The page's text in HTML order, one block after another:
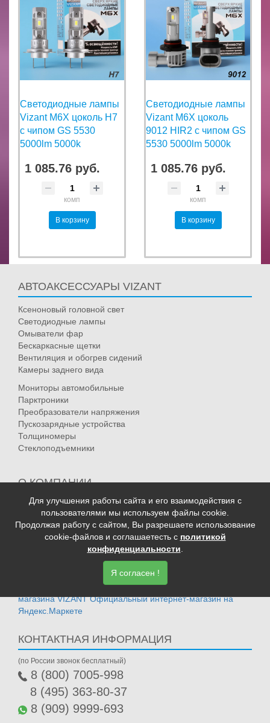
Светодиодные лампы
Vizant M6X цоколь H7
с чипом GS 5530
5000lm 5000k
1 085.76 руб.
комп
В корзину
Светодиодные лампы
Vizant M6X цоколь
9012 HIR2 с чипом GS
5530 5000lm 5000k
1 085.76 руб.
комп
В корзину
АВТОАКСЕССУАРЫ VIZANT
Ксеноновый головной свет
Светодиодные лампы
Омыватели фар
Бескаркасные щетки
Вентиляция и обогрев сидений
Камеры заднего вида
Мониторы автомобильные
Парктроники
Преобразователи напряжения
Пускозарядные устройства
Толщиномеры
Стеклоподъемники
О КОМПАНИИ
ДОСТАВКА И ОПЛАТА
ГАРАНТИЯ
АКЦИИ
ПОЛИТИКА КОНФИДЕНЦИАЛЬНОСТИ
КОНТАКТНАЯ ИНФОРМАЦИЯ
(по России звонок бесплатный)
8 (800) 7005-998
8 (495) 363-80-37
8 (909) 9999-693
Для улучшения работы сайта и его взаимодействия с
пользователями мы используем файлы cookie.
Продолжая работу с сайтом, Вы разрешаете использование
cookie-файлов и соглашаетесть с политикой
конфиденциальности
Я согласен !